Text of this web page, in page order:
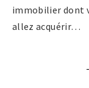
immobilier dont
allez acquérir…